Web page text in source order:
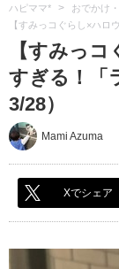
ハピママ* > おでかけ
【すみっコぐらし×ハロ
【すみっ
すぎる！「
3/28）
Mami Azuma
Xでシェア